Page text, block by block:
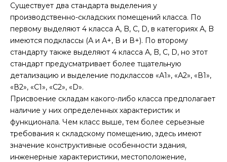
Существует два стандарта выделения у
производственно-складских помещений класса. По
первому выделяют 4 класса А, B, C, D, в категориях А, B
имеются подклассы (А и А+, В и В+). По второму
стандарту также выделяют 4 класса А, B, C, D, но этот
стандарт предусматривает более тщательную
детализацию и выделение подклассов «А1», «А2», «В1»,
«В2», «С1», «С2», «D».
Присвоение складам какого-либо класса предполагает
наличие у них определенных характеристик и
функционала. Чем класс выше, тем более серьезные
требования к складскому помещению, здесь имеют
значение конструктивные особенности здания,
инженерные характеристики, местоположение,